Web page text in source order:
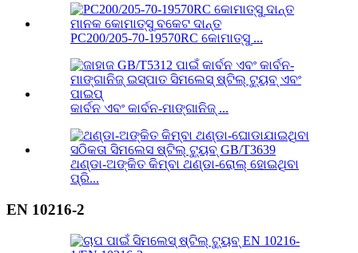
PC200/205-70-19570RC କୋମାତ୍ସୁ ...
କାର୍ବନ ଏବଂ କାର୍ବନ-ମାଙ୍ଗାନିଜ୍ ...
ଥଣ୍ଡା-ଅଙ୍କିତ କିମ୍ବା ଥଣ୍ଡା-ରୋଲ୍ ହୋଇଥିବା
ପ୍ରି...
EN 10216-2